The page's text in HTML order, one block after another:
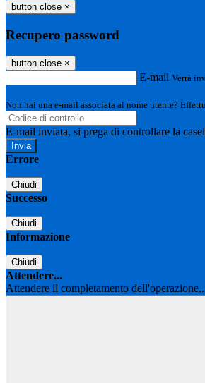
button close ×
Recupero password
button close ×
E-mail Verrà
Non hai una e-mail associata al nome utente?
E-mail inviata, si prega di controllare la
Errore
Chiudi
Successo
Chiudi
Informazione
Chiudi
Attendere...
Attendere il completamento